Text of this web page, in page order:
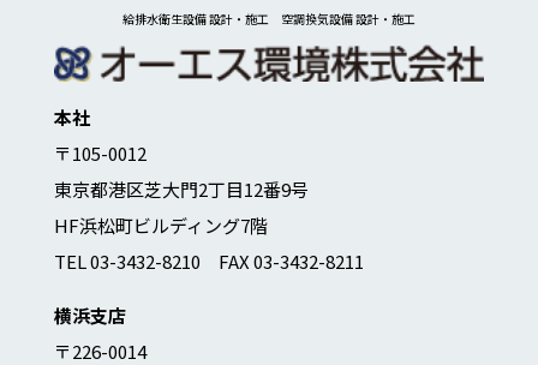
給排水衛生設備 設計・施工 空調換気設備 設計・施工
本社
〒105-0012
東京都港区芝大門2丁目12番9号
HF浜松町ビルディング7階
TEL 03-3432-8210 FAX 03-3432-8211
横浜支店
〒226-0014